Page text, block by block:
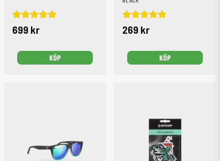
699 kr
KÖP
269 kr
KÖP